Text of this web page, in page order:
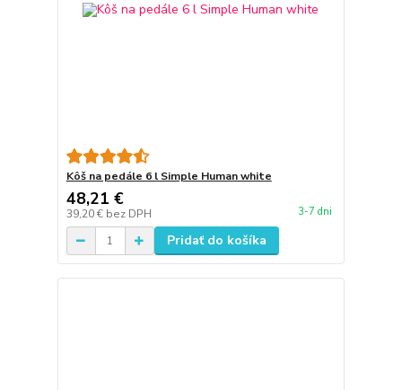
Kôš na pedále 6 l Simple Human white
48,21 €
39,20 € bez DPH 3-7 dni
Pridať do košíka